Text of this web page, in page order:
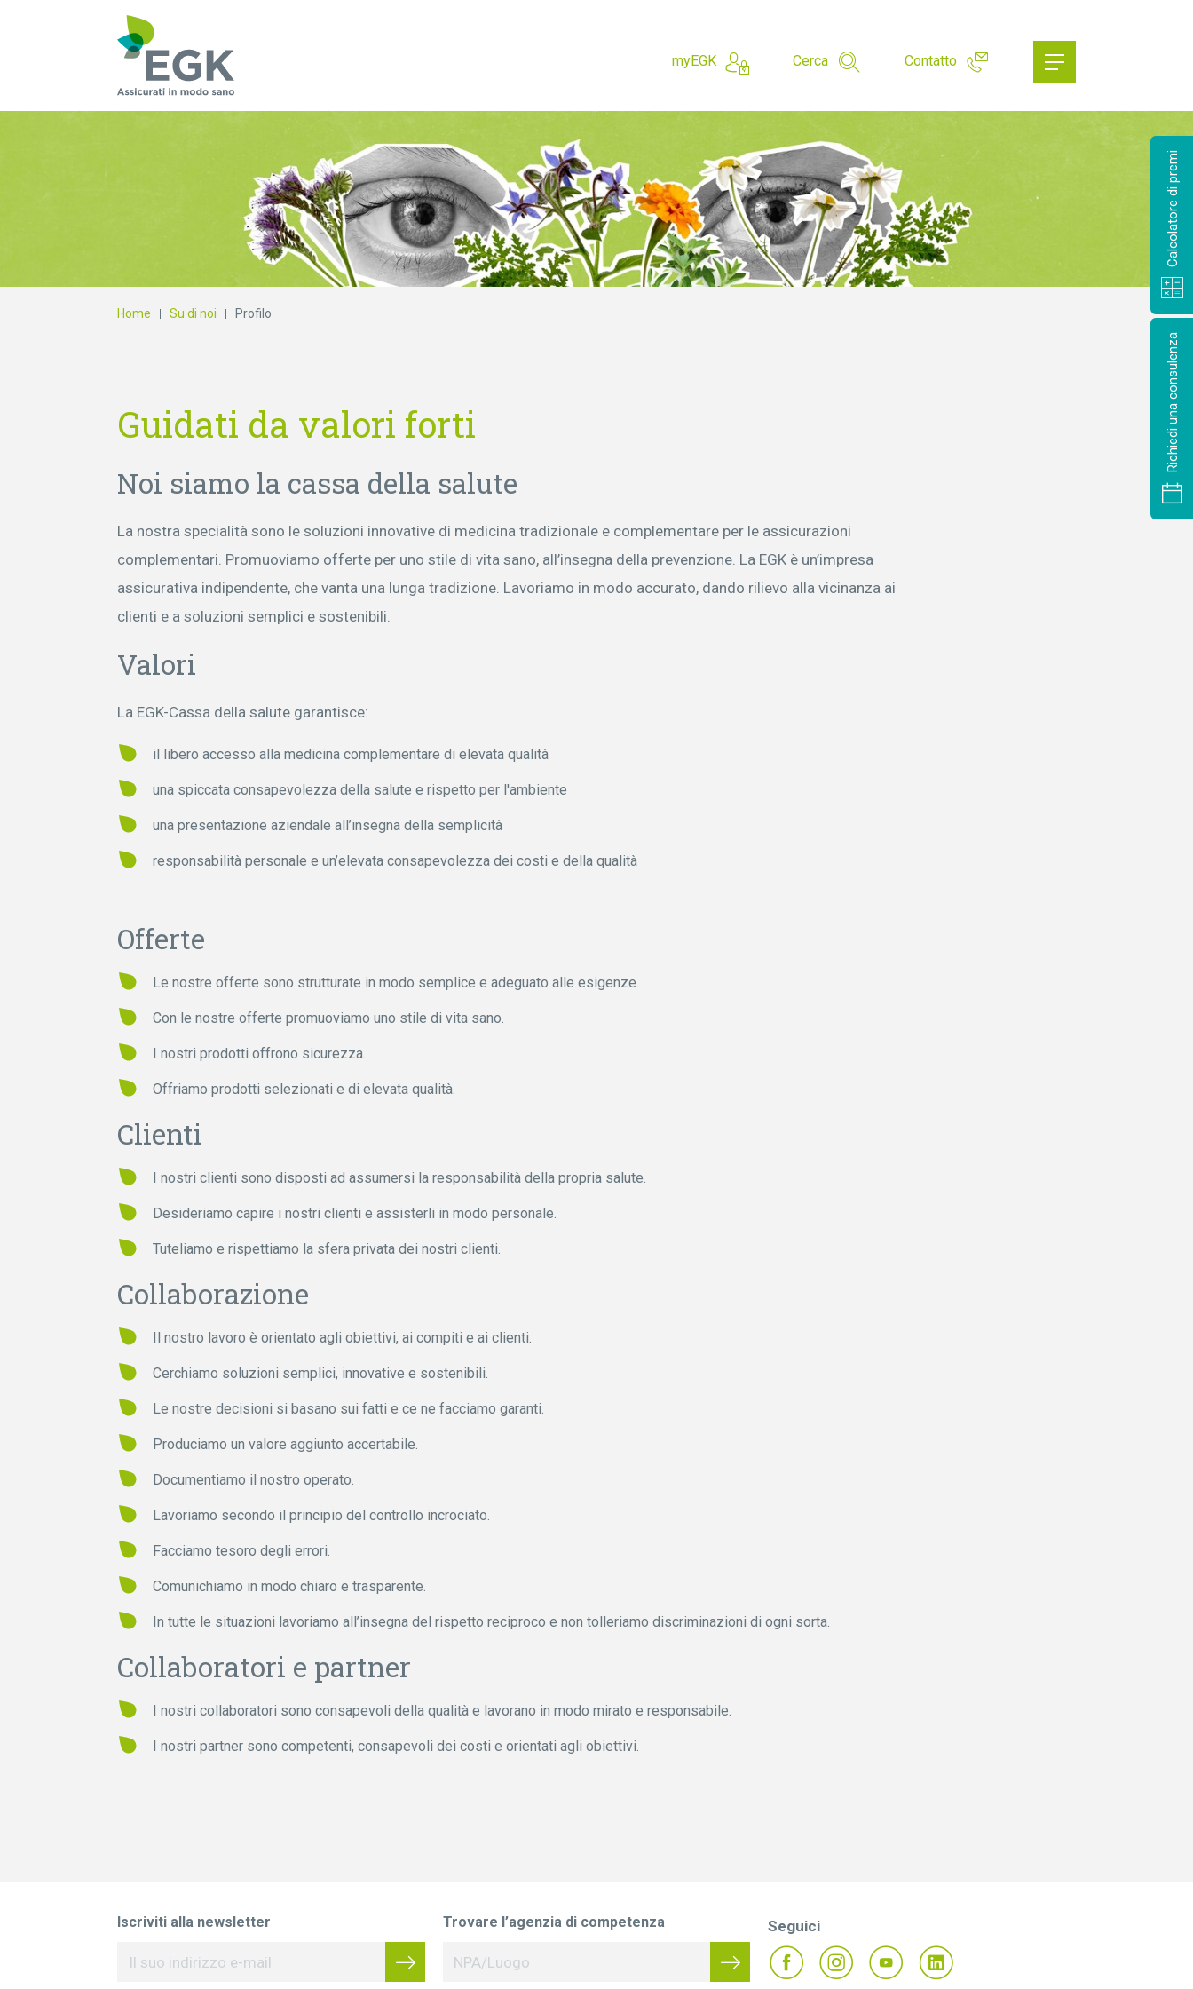
Calcolatore di premi
Richiedi una consulenza
myEGK Cerca Contatto
Home Su di noi Profilo
Guidati da valori forti
Noi siamo la cassa della salute
La nostra specialità sono le soluzioni innovative di medicina tradizionale e complementare per le assicurazioni
complementari. Promuoviamo offerte per uno stile di vita sano, all’insegna della prevenzione. La EGK è un’impresa
assicurativa indipendente, che vanta una lunga tradizione. Lavoriamo in modo accurato, dando rilievo alla vicinanza ai
clienti e a soluzioni semplici e sostenibili.
Valori
La EGK-Cassa della salute garantisce:
il libero accesso alla medicina complementare di elevata qualità
una spiccata consapevolezza della salute e rispetto per l'ambiente
una presentazione aziendale all’insegna della semplicità
responsabilità personale e un’elevata consapevolezza dei costi e della qualità
Offerte
Le nostre offerte sono strutturate in modo semplice e adeguato alle esigenze.
Con le nostre offerte promuoviamo uno stile di vita sano.
I nostri prodotti offrono sicurezza.
Offriamo prodotti selezionati e di elevata qualità.
Clienti
I nostri clienti sono disposti ad assumersi la responsabilità della propria salute.
Desideriamo capire i nostri clienti e assisterli in modo personale.
Tuteliamo e rispettiamo la sfera privata dei nostri clienti.
Collaborazione
Il nostro lavoro è orientato agli obiettivi, ai compiti e ai clienti.
Cerchiamo soluzioni semplici, innovative e sostenibili.
Le nostre decisioni si basano sui fatti e ce ne facciamo garanti.
Produciamo un valore aggiunto accertabile.
Documentiamo il nostro operato.
Lavoriamo secondo il principio del controllo incrociato.
Facciamo tesoro degli errori.
Comunichiamo in modo chiaro e trasparente.
In tutte le situazioni lavoriamo all’insegna del rispetto reciproco e non tolleriamo discriminazioni di ogni sorta.
Collaboratori e partner
I nostri collaboratori sono consapevoli della qualità e lavorano in modo mirato e responsabile.
I nostri partner sono competenti, consapevoli dei costi e orientati agli obiettivi.
Iscriviti alla newsletter Trovare l’agenzia di competenza Seguici
Cosa state cercando?